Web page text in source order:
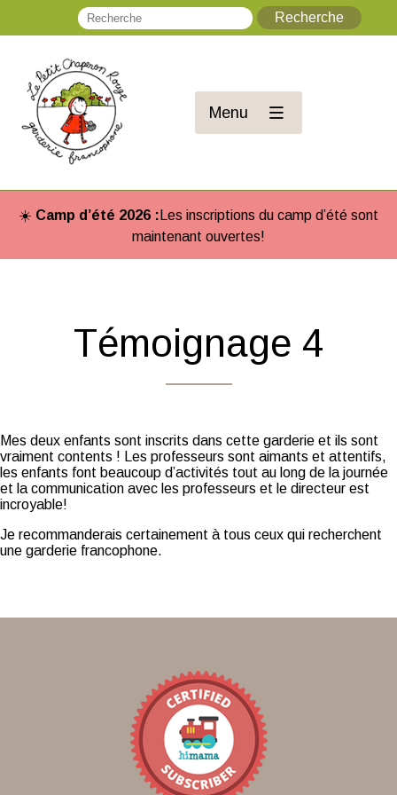
Recherche
Menu
☀️ Camp d’été 2026 : Les inscriptions du camp d’été sont
maintenant ouvertes!
Témoignage 4
Mes deux enfants sont inscrits dans cette garderie et ils sont
vraiment contents ! Les professeurs sont aimants et attentifs,
les enfants font beaucoup d’activités tout au long de la journée
et la communication avec les professeurs et le directeur est
incroyable!
Je recommanderais certainement à tous ceux qui recherchent
une garderie francophone.